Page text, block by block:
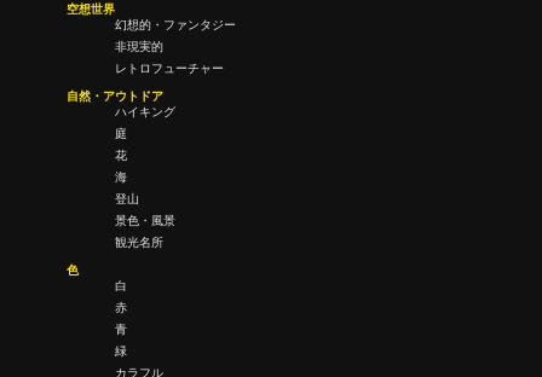
空想世界
幻想的・ファンタジー
非現実的
レトロフューチャー
自然・アウトドア
ハイキング
庭
花
海
登山
景色・風景
観光名所
色
白
赤
青
緑
カラフル